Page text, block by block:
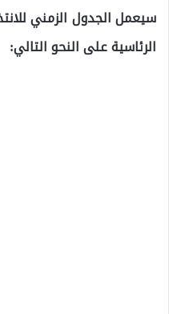
سيعمل الجدول الزمني
الرئاسية على النحو التالي: